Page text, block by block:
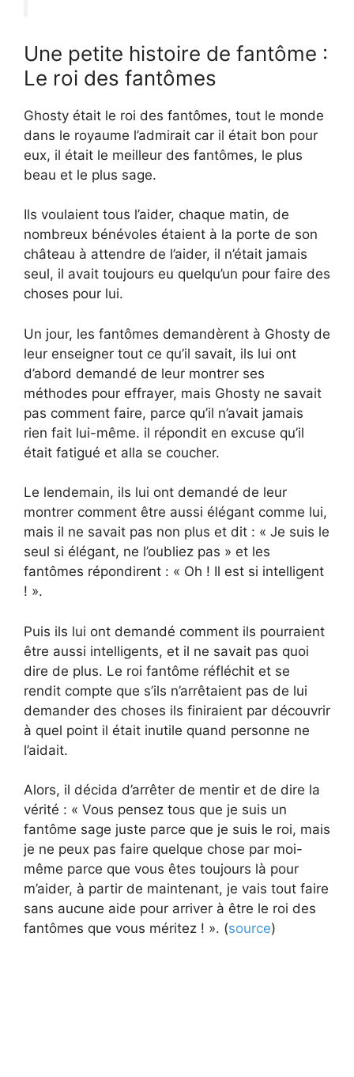
Une petite histoire de fantôme :
Le roi des fantômes
Ghosty était le roi des fantômes, tout le monde
dans le royaume l’admirait car il était bon pour
eux, il était le meilleur des fantômes, le plus
beau et le plus sage.
Ils voulaient tous l’aider, chaque matin, de
nombreux bénévoles étaient à la porte de son
château à attendre de l’aider, il n’était jamais
seul, il avait toujours eu quelqu’un pour faire des
choses pour lui.
Un jour, les fantômes demandèrent à Ghosty de
leur enseigner tout ce qu’il savait, ils lui ont
d’abord demandé de leur montrer ses
méthodes pour effrayer, mais Ghosty ne savait
pas comment faire, parce qu’il n’avait jamais
rien fait lui-même. il répondit en excuse qu’il
était fatigué et alla se coucher.
Le lendemain, ils lui ont demandé de leur
montrer comment être aussi élégant comme lui,
mais il ne savait pas non plus et dit : « Je suis le
seul si élégant, ne l’oubliez pas » et les
fantômes répondirent : « Oh ! Il est si intelligent
! ».
Puis ils lui ont demandé comment ils pourraient
être aussi intelligents, et il ne savait pas quoi
dire de plus. Le roi fantôme réfléchit et se
rendit compte que s’ils n’arrêtaient pas de lui
demander des choses ils finiraient par découvrir
à quel point il était inutile quand personne ne
l’aidait.
Alors, il décida d’arrêter de mentir et de dire la
vérité : « Vous pensez tous que je suis un
fantôme sage juste parce que je suis le roi, mais
je ne peux pas faire quelque chose par moi-
même parce que vous êtes toujours là pour
m’aider, à partir de maintenant, je vais tout faire
sans aucune aide pour arriver à être le roi des
fantômes que vous méritez ! ». (source)